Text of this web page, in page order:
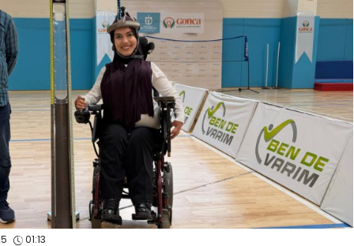
spor41
# kocaelispor
01:13